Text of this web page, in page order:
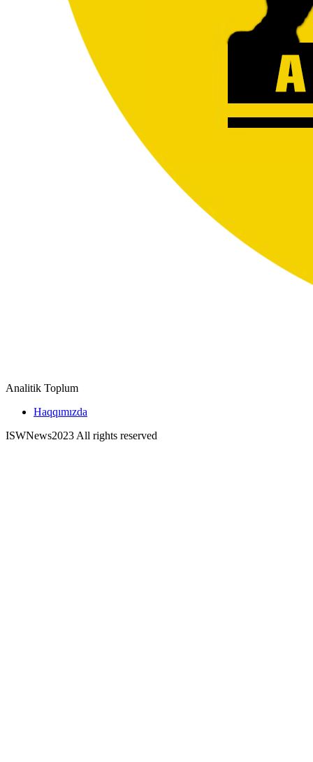
Analitik Toplum
Haqqımızda
ISWNews2023 All rights reserved